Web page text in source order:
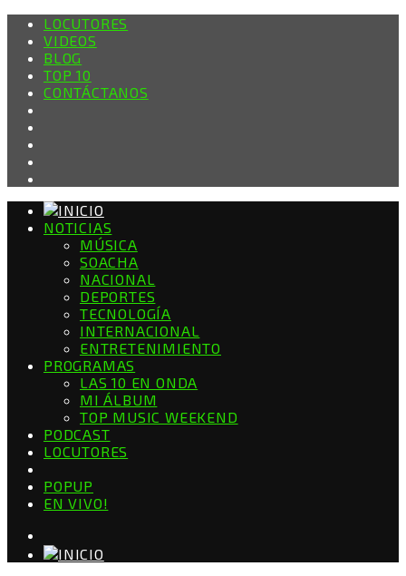
LOCUTORES
VIDEOS
BLOG
TOP 10
CONTÁCTANOS
NOTICIAS
MÚSICA
SOACHA
NACIONAL
DEPORTES
TECNOLOGÍA
INTERNACIONAL
ENTRETENIMIENTO
PROGRAMAS
LAS 10 EN ONDA
MI ÁLBUM
TOP MUSIC WEEKEND
PODCAST
LOCUTORES
POPUP
EN VIVO!